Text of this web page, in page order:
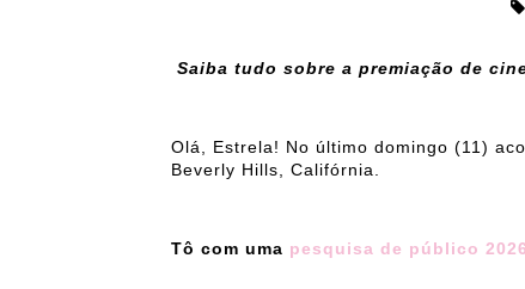
Saiba tudo sobre a premiação de
Olá, Estrela! No último domingo (11)
Beverly Hills, Califórnia.
Tô com uma pesquisa de público 2026